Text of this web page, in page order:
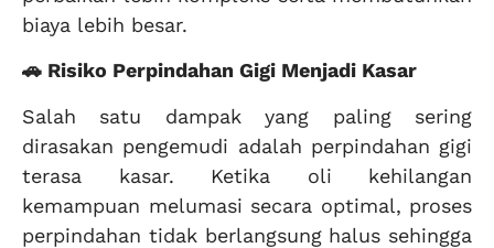
biaya lebih besar.
🚗 Risiko Perpindahan Gigi Menjadi Kasar
Salah satu dampak yang paling sering
dirasakan pengemudi adalah perpindahan gigi
terasa kasar. Ketika oli kehilangan
kemampuan melumasi secara optimal, proses
perpindahan tidak berlangsung halus sehingga